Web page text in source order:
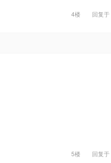
4楼 回复于
5楼 回复于